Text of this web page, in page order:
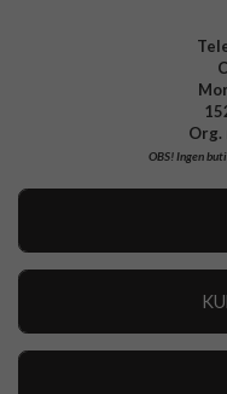
Org.
OBS!Ingen